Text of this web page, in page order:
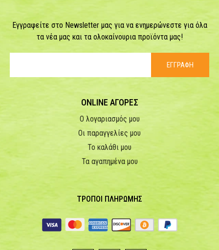
Εγγραφείτε στο Newsletter μας για να ενημερώνεστε για όλα
τα νέα μας και τα ολοκαίνουρια προϊόντα μας!
ΕΓΓΡΑΦΗ
ONLINE ΑΓΟΡΕΣ
Ο λογαριασμός μου
Οι παραγγελίες μου
Το καλάθι μου
Τα αγαπημένα μου
ΤΡΟΠΟΙ ΠΛΗΡΩΜΗΣ